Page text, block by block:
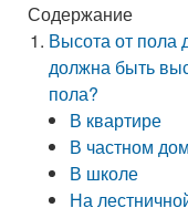
Содержание
Высота от пола
должна быть
пола?
В квартире
В частном
В школе
На